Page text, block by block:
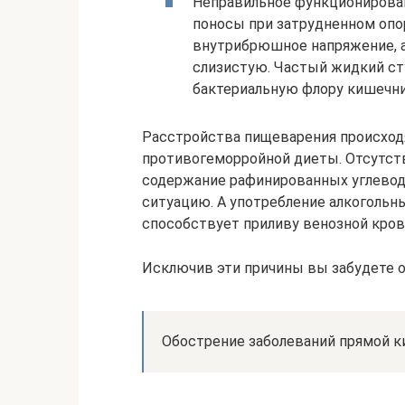
поносы при затрудненном
внутрибрюшное напряжение,
слизистую. Частый жидкий
бактериальную флору
Расстройства пищеварения
противогеморройной диеты.
содержание рафинированных
ситуацию. А употребление
способствует приливу венозной
Исключив эти причины вы забудете
Обострение заболеваний прямой